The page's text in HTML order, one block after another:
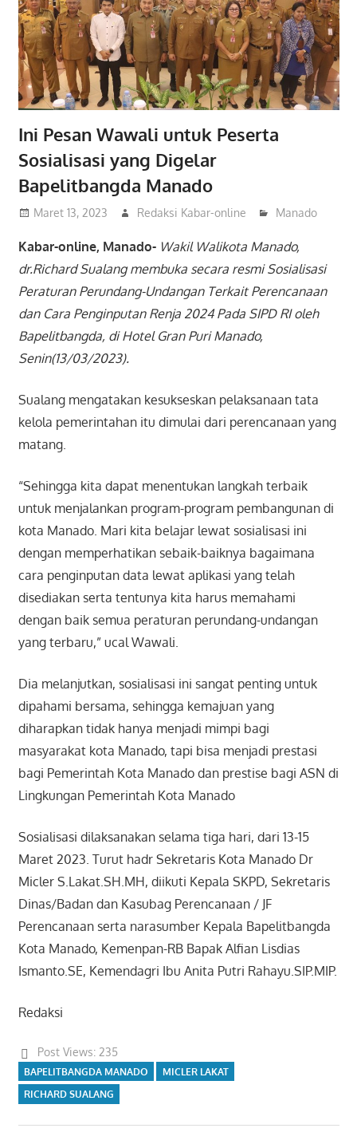
Ini Pesan Wawali untuk Peserta
Sosialisasi yang Digelar
Bapelitbangda Manado
Maret 13, 2023 Redaksi Kabar-online Manado
Kabar-online, Manado- Wakil Walikota Manado,
dr.Richard Sualang membuka secara resmi Sosialisasi
Peraturan Perundang-Undangan Terkait Perencanaan
dan Cara Penginputan Renja 2024 Pada SIPD RI oleh
Bapelitbangda, di Hotel Gran Puri Manado,
Senin(13/03/2023).
Sualang mengatakan kesukseskan pelaksanaan tata
kelola pemerintahan itu dimulai dari perencanaan yang
matang.
“Sehingga kita dapat menentukan langkah terbaik
untuk menjalankan program-program pembangunan di
kota Manado. Mari kita belajar lewat sosialisasi ini
dengan memperhatikan sebaik-baiknya bagaimana
cara penginputan data lewat aplikasi yang telah
disediakan serta tentunya kita harus memahami
dengan baik semua peraturan perundang-undangan
yang terbaru,” ucal Wawali.
Dia melanjutkan, sosialisasi ini sangat penting untuk
dipahami bersama, sehingga kemajuan yang
diharapkan tidak hanya menjadi mimpi bagi
masyarakat kota Manado, tapi bisa menjadi prestasi
bagi Pemerintah Kota Manado dan prestise bagi ASN di
Lingkungan Pemerintah Kota Manado
Sosialisasi dilaksanakan selama tiga hari, dari 13-15
Maret 2023. Turut hadr Sekretaris Kota Manado Dr
Micler S.Lakat.SH.MH, diikuti Kepala SKPD, Sekretaris
Dinas/Badan dan Kasubag Perencanaan / JF
Perencanaan serta narasumber Kepala Bapelitbangda
Kota Manado, Kemenpan-RB Bapak Alfian Lisdias
Ismanto.SE, Kemendagri Ibu Anita Putri Rahayu.SIP.MIP.
Redaksi
Post Views: 235
BAPELITBANGDA MANADO
MICLER LAKAT
RICHARD SUALANG